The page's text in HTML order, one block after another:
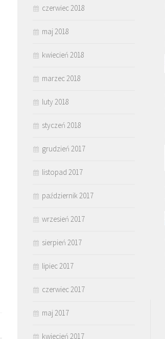
czerwiec 2018
maj 2018
kwiecień 2018
marzec 2018
luty 2018
styczeń 2018
grudzień 2017
listopad 2017
październik 2017
wrzesień 2017
sierpień 2017
lipiec 2017
czerwiec 2017
maj 2017
kwiecień 2017